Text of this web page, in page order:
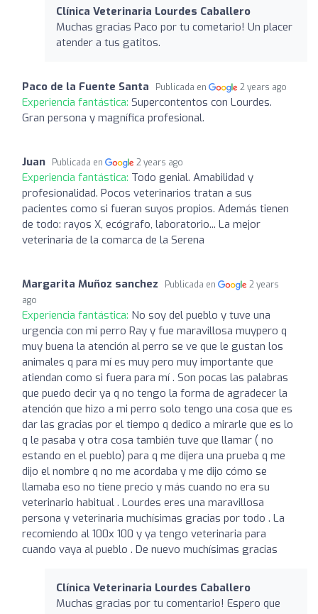
Clínica Veterinaria Lourdes Caballero
Muchas gracias Paco por tu cometario! Un placer
atender a tus gatitos.
Paco de la Fuente Santa Publicada en 2 years ago
Experiencia fantástica: Supercontentos con Lourdes.
Gran persona y magnífica profesional.
Juan Publicada en 2 years ago
Experiencia fantástica: Todo genial. Amabilidad y
profesionalidad. Pocos veterinarios tratan a sus
pacientes como si fueran suyos propios. Además tienen
de todo: rayos X, ecógrafo, laboratorio... La mejor
veterinaria de la comarca de la Serena
Margarita Muñoz sanchez Publicada en
2 years
ago
Experiencia fantástica: No soy del pueblo y tuve una
urgencia con mi perro Ray y fue maravillosa muypero q
muy buena la atención al perro se ve que le gustan los
animales q para mí es muy pero muy importante que
atiendan como si fuera para mí . Son pocas las palabras
que puedo decir ya q no tengo la forma de agradecer la
atención que hizo a mi perro solo tengo una cosa que es
dar las gracias por el tiempo q dedico a mirarle que es lo
q le pasaba y otra cosa también tuve que llamar ( no
estando en el pueblo) para q me dijera una prueba q me
dijo el nombre q no me acordaba y me dijo cómo se
llamaba eso no tiene precio y más cuando no era su
veterinario habitual . Lourdes eres una maravillosa
persona y veterinaria muchísimas gracias por todo . La
recomiendo al 100x 100 y ya tengo veterinaria para
cuando vaya al pueblo . De nuevo muchísimas gracias
Clínica Veterinaria Lourdes Caballero
Muchas gracias por tu comentario! Espero que